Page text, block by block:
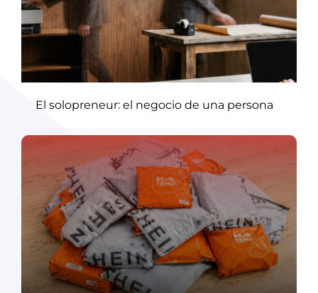
El solopreneur: el negocio de una persona